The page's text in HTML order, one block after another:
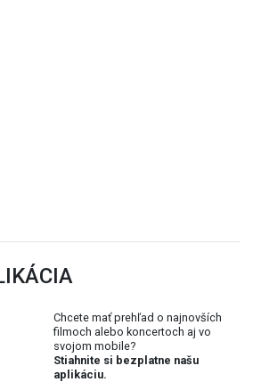
Chcete mať prehľad o najnovších
filmoch alebo koncertoch aj vo
svojom mobile?
Stiahnite si bezplatne našu
aplikáciu.